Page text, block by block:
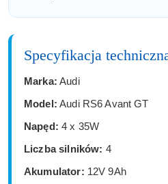
Specyfikacja
Marka: Audi
Model: Audi RS6 Avant GT
Napęd: 4 x 35W
Liczba silników: 4
Akumulator: 12V 9Ah